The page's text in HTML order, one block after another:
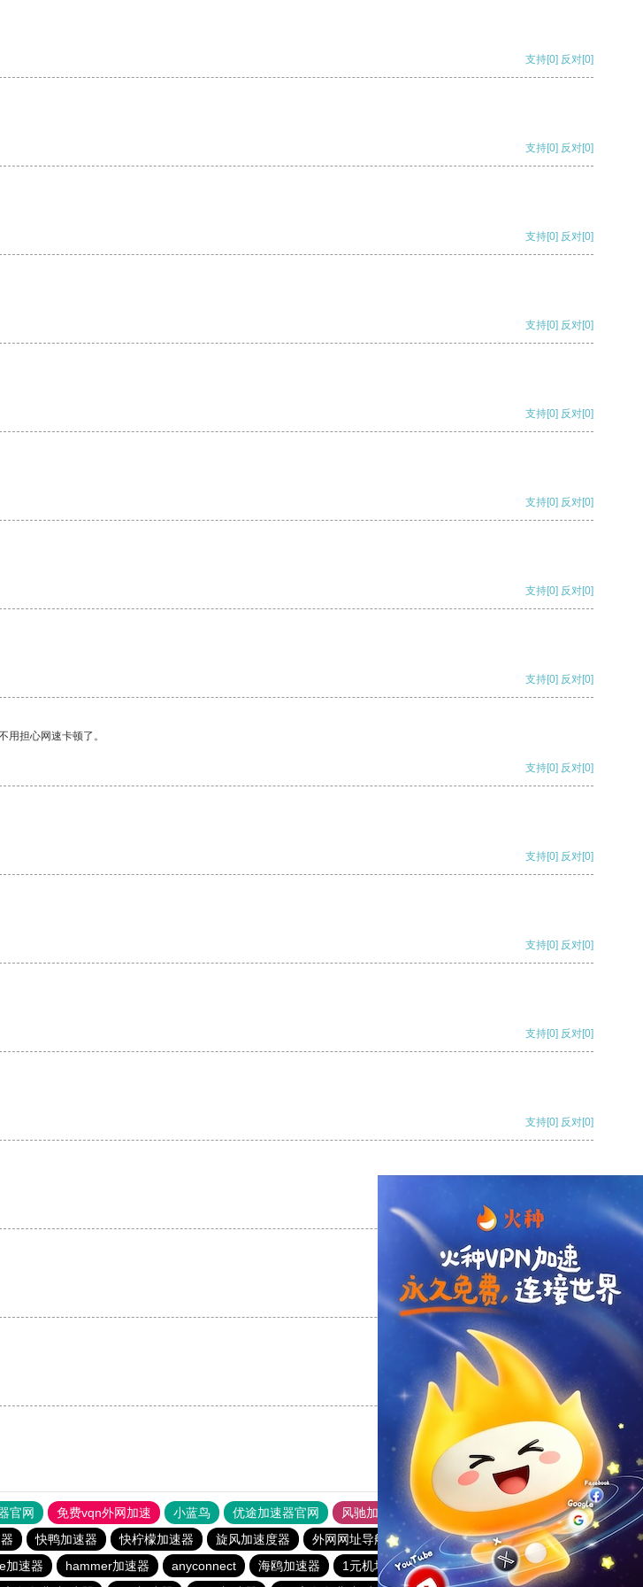
支持[0] 反对[0]
支持[0] 反对[0]
支持[0] 反对[0]
支持[0] 反对[0]
支持[0] 反对[0]
支持[0] 反对[0]
支持[0] 反对[0]
支持[0] 反对[0]
担心网速卡顿了。
支持[0] 反对[0]
支持[0] 反对[0]
支持[0] 反对[0]
支持[0] 反对[0]
支持[0] 反对[0]
支持
支持[0] 反对[0]
支持[0] 反对[0]
官网 免费vqn外网加速 小蓝鸟 优途加速器官网 风驰加速器
旋风加速器
快鸭加速器 快柠檬加速器 旋风加速度器 外网网址导航 软件中心
银河加速器
加速器 hammer加速器 anyconnect 海鸥加速器 1元机场 银河加速器 1元机场
银河加速器